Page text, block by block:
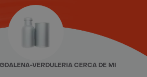
VERDULERIA CERCA DE MI